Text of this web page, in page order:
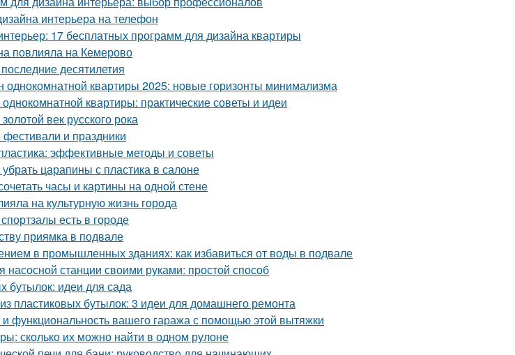
интерьера на телефон
17 бесплатных программ для дизайна квартиры
повлияла на Кемерово
десятилетия
однокомнатной квартиры 2025: новые горизонты минимализма
квартиры: практические советы и идеи
век русского рока
фестивали и праздники
эффективные методы и советы
царапины с пластика в салоне
часы и картины на одной стене
на культурную жизнь города
есть в городе
приямка в подвале
в промышленных зданиях: как избавиться от воды в подвале
насосной станции своими руками: простой способ
бутылок: идеи для сада
пластиковых бутылок: 3 идеи для домашнего ремонта
и функциональность вашего гаража с помощью этой вытяжки
сколько их можно найти в одном рулоне